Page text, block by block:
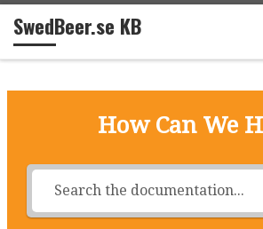
Skip to content
SwedBeer.se KB
How Can We